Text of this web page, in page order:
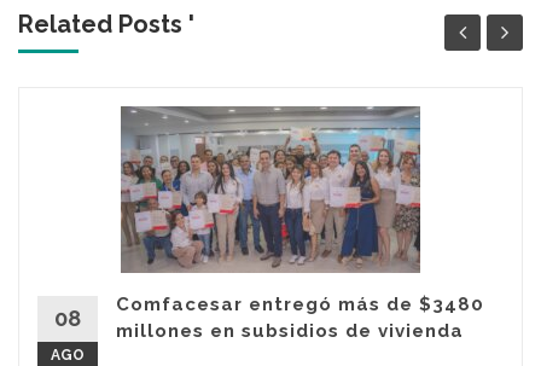
Related Posts '
08
AGO
Comfacesar entregó más de $3480
millones en subsidios de vivienda